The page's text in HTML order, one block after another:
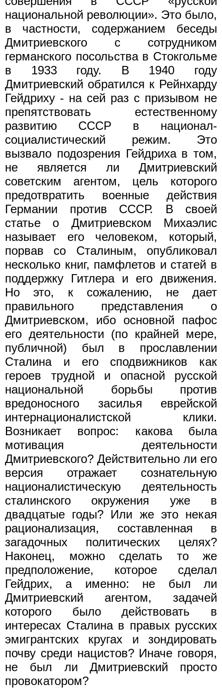
национальной революции». Это было,
в частности, содержанием беседы
Дмитриевского с сотрудником
германского посольства в Стокгольме
в 1933 году. В 1940 году
Дмитриевский обратился к Рейнхарду
Гейдриху - на сей раз с призывом не
препятствовать естественному
развитию СССР в национал-
социалистический режим. Это
вызвало подозрения Гейдриха в том,
не является ли Дмитриевский
советским агентом, цель которого
предотвратить военные действия
Германии против СССР. В своей
статье о Дмитриевском Михаэлис
называет его человеком, который,
порвав со Сталиным, опубликовал
несколько книг, памфлетов и статей в
поддержку Гитлера и его движения.
Но это, к сожалению, не дает
правильного представления о
Дмитриевском, ибо основной пафос
его деятельности (по крайней мере,
публичной) был в прославлении
Сталина и его сподвижников как
героев трудной и опасной русской
национальной борьбы против
вредоносного засилья еврейской
интернационалистской клики.
Возникает вопрос: какова была
мотивация деятельности
Дмитриевского? Действительно ли его
версия отражает сознательную
националистическую деятельность
сталинского окружения уже в
двадцатые годы? Или же это некая
рационализация, составленная в
загадочных политических целях?
Наконец, можно сделать то же
предположение, которое сделал
Гейдрих, а именно: не был ли
Дмитриевский агентом, задачей
которого было действовать в
интересах Сталина в правых русских
эмигрантских кругах и зондировать
почву среди нацистов? Иначе говоря,
не был ли Дмитриевский просто
провокатором?